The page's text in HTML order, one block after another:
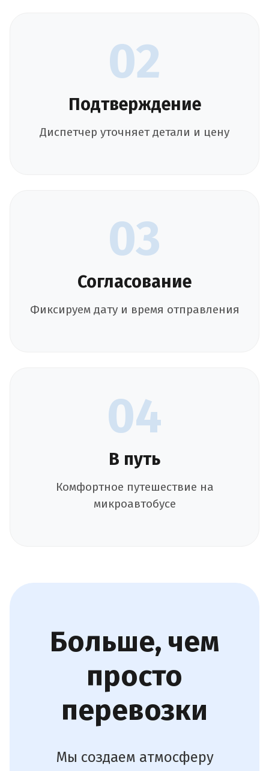
02
Подтверждение
Диспетчер уточняет детали и цену
03
Согласование
Фиксируем дату и время отправления
04
В путь
Комфортное путешествие на
микроавтобусе
Больше, чем
просто
перевозки
Мы создаем атмосферу